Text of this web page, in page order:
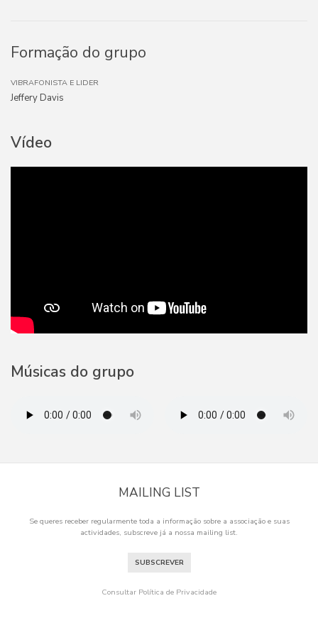
Formação do grupo
VIBRAFONISTA E LIDER
Jeffery Davis
Vídeo
Músicas do grupo
MAILING LIST
Se queres receber regularmente toda a informação sobre a associação e suas
actividades, subscreve já a nossa mailing list.
SUBSCREVER
Consultar Política de Privacidade